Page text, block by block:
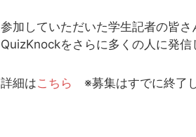
参加していただいた学生記者の皆
QuizKnockをさらに多くの人に発信
詳細はこちら ※募集はすでに終了